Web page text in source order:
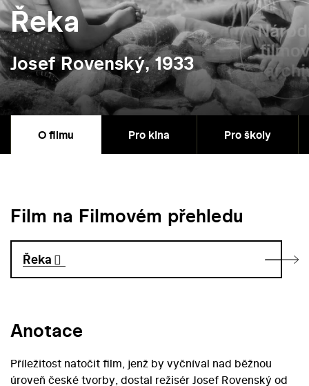
Řeka
Josef Rovenský, 1933
O filmu Pro kina Pro školy
Film na Filmovém přehledu
Řeka
Anotace
Příležitost natočit film, jenž by vyčníval nad běžnou
úroveň české tvorby, dostal režisér Josef Rovenský od